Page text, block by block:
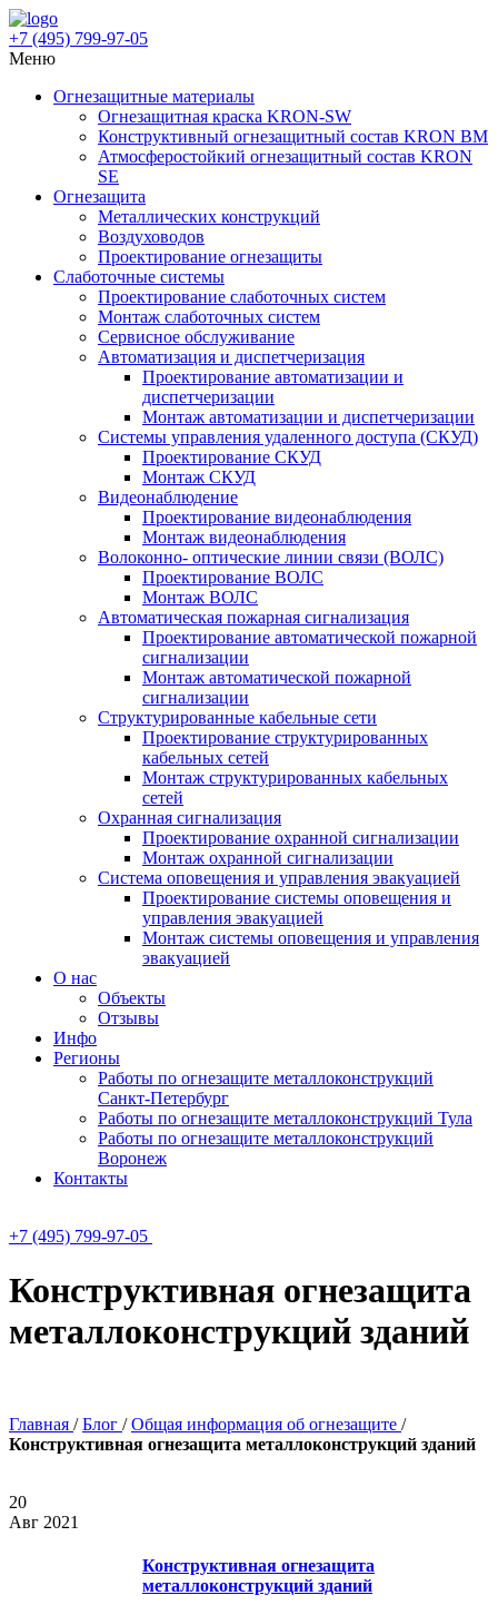
+7 (495) 799-97-05
Меню
Огнезащитные материалы
Огнезащитная краска KRON-SW
Конструктивный огнезащитный состав KRON BM
Атмосферостойкий огнезащитный состав KRON
SE
Огнезащита
Металлических конструкций
Воздуховодов
Проектирование огнезащиты
Слаботочные системы
Проектирование слаботочных систем
Монтаж слаботочных систем
Сервисное обслуживание
Автоматизация и диспетчеризация
Проектирование автоматизации и
диспетчеризации
Монтаж автоматизации и диспетчеризации
Системы управления удаленного доступа (СКУД)
Проектирование СКУД
Монтаж СКУД
Видеонаблюдение
Проектирование видеонаблюдения
Монтаж видеонаблюдения
Волоконно- оптические линии связи (ВОЛС)
Проектирование ВОЛС
Монтаж ВОЛС
Автоматическая пожарная сигнализация
Проектирование автоматической пожарной
сигнализации
Монтаж автоматической пожарной
сигнализации
Структурированные кабельные сети
Проектирование структурированных
кабельных сетей
Монтаж структурированных кабельных
сетей
Охранная сигнализация
Проектирование охранной сигнализации
Монтаж охранной сигнализации
Система оповещения и управления эвакуацией
Проектирование системы оповещения и
управления эвакуацией
Монтаж системы оповещения и управления
эвакуацией
О нас
Объекты
Отзывы
Инфо
Регионы
Работы по огнезащите металлоконструкций
Санкт-Петербург
Работы по огнезащите металлоконструкций Тула
Работы по огнезащите металлоконструкций
Воронеж
Контакты
+7 (495) 799-97-05
Конструктивная огнезащита
металлоконструкций зданий
Главная /Блог /Общая информация об огнезащите /
Конструктивная огнезащита металлоконструкций зданий
20
Авг 2021
Конструктивная огнезащита
металлоконструкций зданий